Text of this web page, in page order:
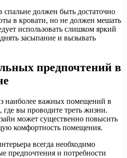
должен быть достаточно
в кровати, но не должен мешать
использовать слишком яркий
засыпание и вызывать
предпочтений в
наиболее важных помещений в
где вы проводите треть жизни.
может существенно повысить
комфортность помещения.
всегда необходимо
предпочтения и потребности